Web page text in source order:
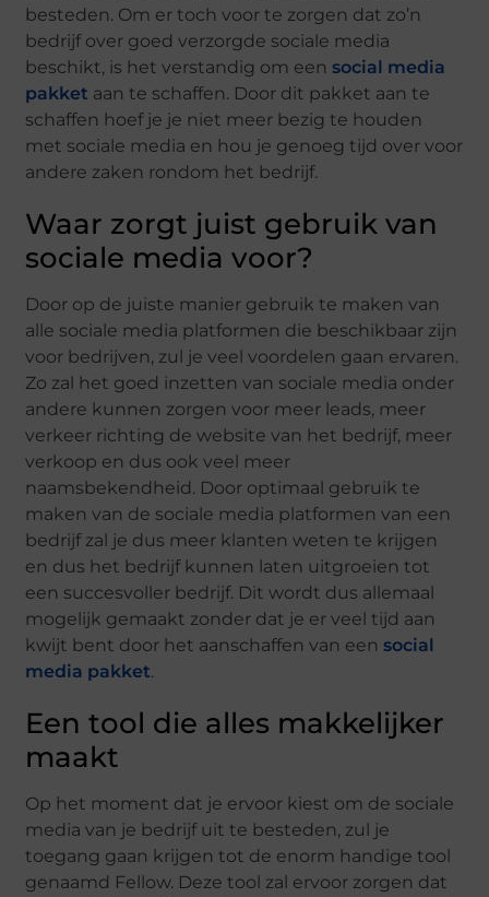
besteden. Om er toch voor te zorgen dat zo’n
bedrijf over goed verzorgde sociale media
beschikt, is het verstandig om eensocial media
pakket aan te schaffen. Door dit pakket aan te
schaffen hoef je je niet meer bezig te houden
met sociale media en hou je genoeg tijd over voor
andere zaken rondom het bedrijf.
Waar zorgt juist gebruik van
sociale media voor?
Door op de juiste manier gebruik te maken van
alle sociale media platformen die beschikbaar zijn
voor bedrijven, zul je veel voordelen gaan ervaren.
Zo zal het goed inzetten van sociale media onder
andere kunnen zorgen voor meer leads, meer
verkeer richting de website van het bedrijf, meer
verkoop en dus ook veel meer
naamsbekendheid. Door optimaal gebruik te
maken van de sociale media platformen van een
bedrijf zal je dus meer klanten weten te krijgen
en dus het bedrijf kunnen laten uitgroeien tot
een succesvoller bedrijf. Dit wordt dus allemaal
mogelijk gemaakt zonder dat je er veel tijd aan
kwijt bent door het aanschaffen van eensocial
media pakket.
Een tool die alles makkelijker
maakt
Op het moment dat je ervoor kiest om de sociale
media van je bedrijf uit te besteden, zul je
toegang gaan krijgen tot de enorm handige tool
genaamd Fellow. Deze tool zal ervoor zorgen dat